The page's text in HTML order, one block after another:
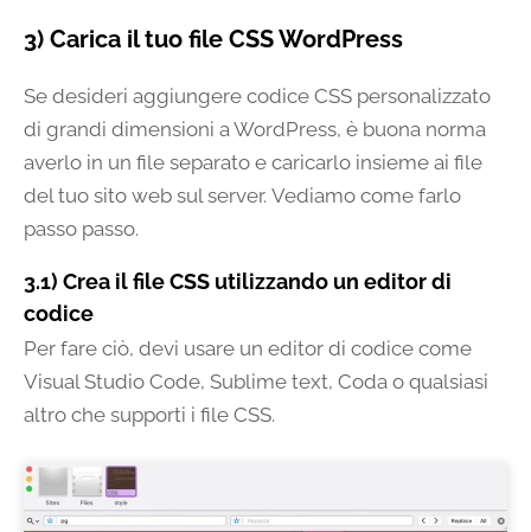
3) Carica il tuo file CSS WordPress
Se desideri aggiungere codice CSS personalizzato
di grandi dimensioni a WordPress, è buona norma
averlo in un file separato e caricarlo insieme ai file
del tuo sito web sul server. Vediamo come farlo
passo passo.
3.1) Crea il file CSS utilizzando un editor di
codice
Per fare ciò, devi usare un editor di codice come
Visual Studio Code, Sublime text, Coda o qualsiasi
altro che supporti i file CSS.